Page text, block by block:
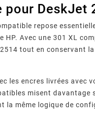
Une Qualité
Optimale Avec
un
cartouches
DeskJet
repose
Avec une 301 XL
tout en conservant
les encres livrées avec
misent davantage
la même logique de